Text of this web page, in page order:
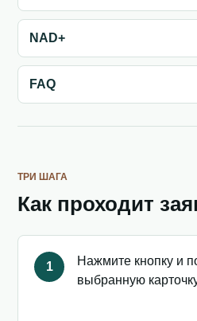
NAD+
FAQ
ТРИ ШАГА
Как проходит
1
Нажмите кнопку и
выбранную